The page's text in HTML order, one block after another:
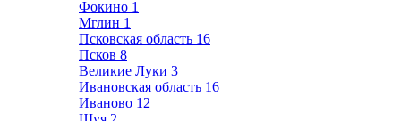
Фокино 1
Мглин 1
Псковская область 16
Псков 8
Великие Луки 3
Ивановская область 16
Иваново 12